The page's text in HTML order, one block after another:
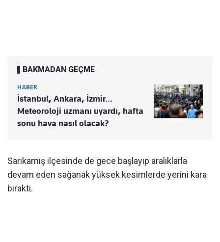
BAKMADAN GEÇME
HABER
İstanbul, Ankara, İzmir...
Meteoroloji uzmanı uyardı, hafta
sonu hava nasıl olacak?
Sarıkamış ilçesinde de gece başlayıp aralıklarla
devam eden sağanak yüksek kesimlerde yerini kara
bıraktı.